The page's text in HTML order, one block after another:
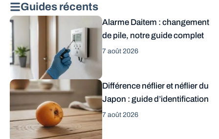
Guides récents
Alarme Daitem : changement
de pile, notre guide complet
7 août 2026
Différence néflier et néflier du
Japon : guide d’identification
7 août 2026